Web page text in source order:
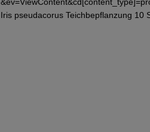
Iris pseudacorus Teichbepflanzung 10